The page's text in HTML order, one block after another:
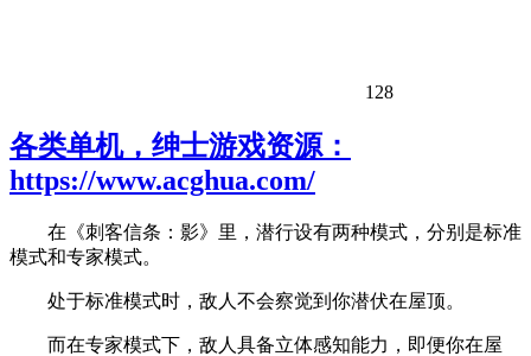
128
各类单机，绅士游戏资源：
https://www.acghua.com/
在《刺客信条：影》里，潜行设有两种模式，分别是标准
模式和专家模式。
处于标准模式时，敌人不会察觉到你潜伏在屋顶。
而在专家模式下，敌人具备立体感知能力，即便你在屋